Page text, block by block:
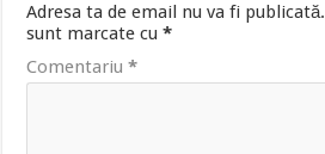
Adresa ta de email nu va fi publicată.
sunt marcate cu*
Comentariu*